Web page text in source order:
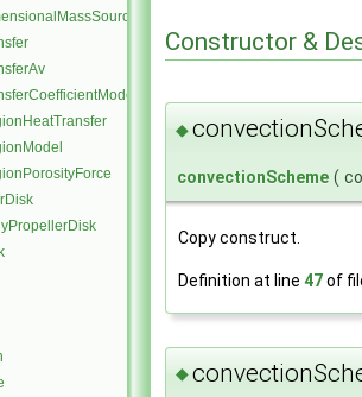
Constructor &
◆
convectionScheme (
Copy construct.
Definition at line 47of
◆